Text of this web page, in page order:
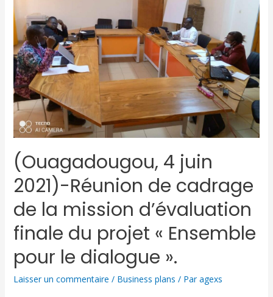
(Ouagadougou, 4 juin
2021)-Réunion de cadrage
de la mission d’évaluation
finale du projet « Ensemble
pour le dialogue ».
Laisser un commentaire / Business plans / Paragexs